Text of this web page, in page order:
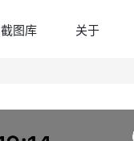
截图库 关于